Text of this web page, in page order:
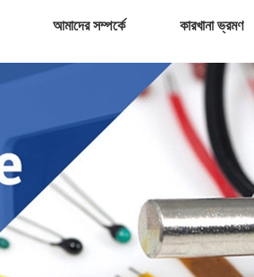
আমাদের সম্পর্কে কারখানা ভ্রমণ